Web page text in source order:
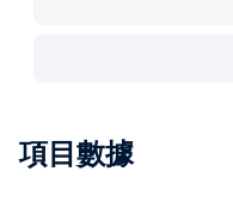
項目數據